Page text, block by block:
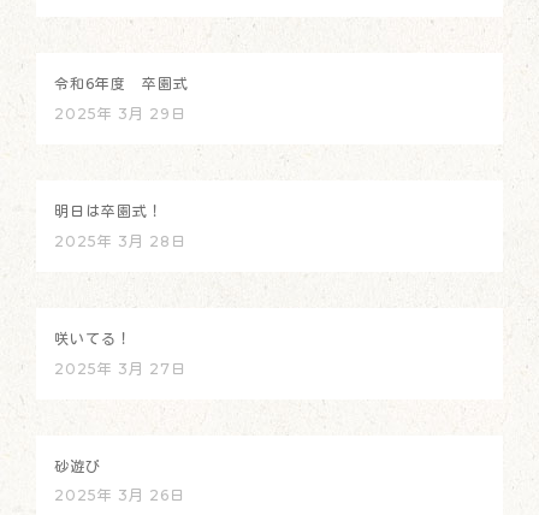
令和6年度 卒園式
2025年 3月 29日
明日は卒園式！
2025年 3月 28日
咲いてる！
2025年 3月 27日
砂遊び
2025年 3月 26日